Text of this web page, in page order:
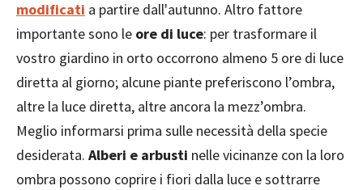
modificati a partire dall'autunno. Altro fattore
importante sono le ore di luce: per trasformare il
vostro giardino in orto occorrono almeno 5 ore di luce
diretta al giorno; alcune piante preferiscono l’ombra,
altre la luce diretta, altre ancora la mezz’ombra.
Meglio informarsi prima sulle necessità della specie
desiderata. Alberi e arbusti nelle vicinanze con la loro
ombra possono coprire i fiori dalla luce e sottrarre